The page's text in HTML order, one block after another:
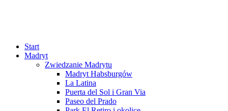
Start
Madryt
Zwiedzanie Madrytu
Madryt Habsburgów
La Latina
Puerta del Sol i Gran Via
Paseo del Prado